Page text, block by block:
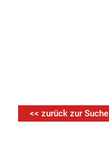
<< zurück zur Suche